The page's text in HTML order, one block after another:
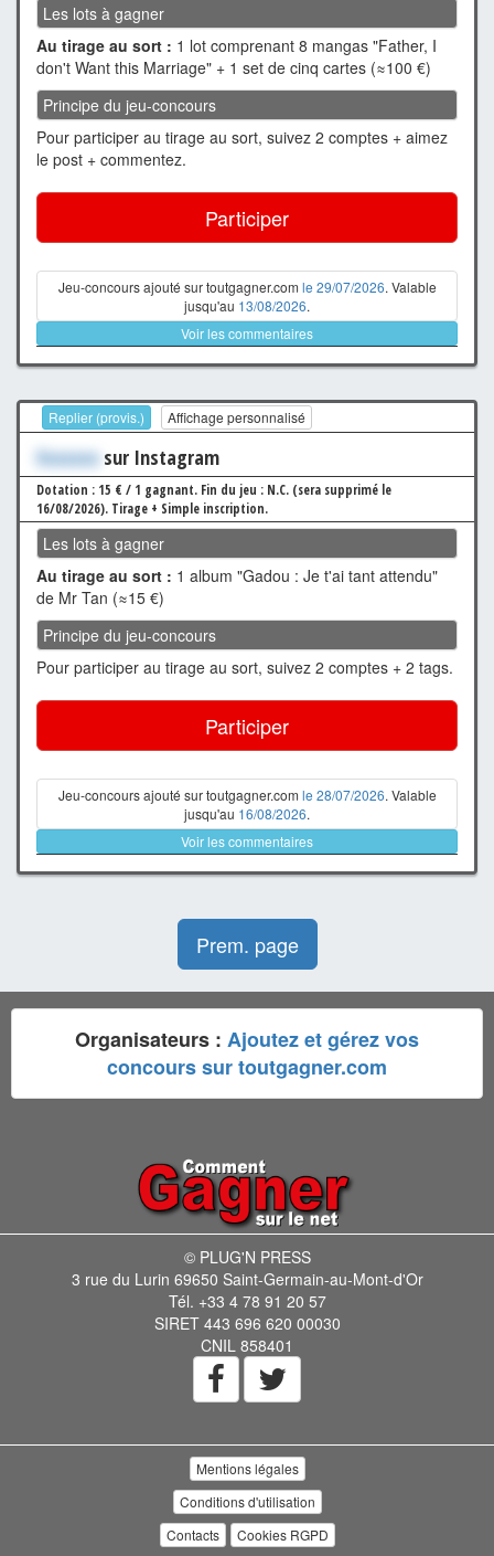
Les lots à gagner
Au tirage au sort : 1 lot comprenant 8 mangas "Father, I
don't Want this Marriage" + 1 set de cinq cartes (≈100 €)
Principe du jeu-concours
Pour participer au tirage au sort, suivez 2 comptes + aimez
le post + commentez.
Participer
Jeu-concours ajouté sur toutgagner.com le 29/07/2026. Valable
jusqu'au 13/08/2026.
Voir les commentaires
Replier (provis.) Affichage personnalisé
Xxxxxxx sur Instagram
Dotation : 15 € / 1 gagnant. Fin du jeu : N.C. (sera supprimé le
16/08/2026). Tirage + Simple inscription.
Les lots à gagner
Au tirage au sort : 1 album "Gadou : Je t'ai tant attendu"
de Mr Tan (≈15 €)
Principe du jeu-concours
Pour participer au tirage au sort, suivez 2 comptes + 2 tags.
Participer
Jeu-concours ajouté sur toutgagner.com le 28/07/2026. Valable
jusqu'au 16/08/2026.
Voir les commentaires
Prem. page
Organisateurs : Ajoutez et gérez vos
concours sur toutgagner.com
© PLUG'N PRESS
3 rue du Lurin 69650 Saint-Germain-au-Mont-d'Or
Tél. +33 4 78 91 20 57
SIRET 443 696 620 00030
CNIL 858401
Mentions légales
Conditions d'utilisation
Contacts
Cookies RGPD